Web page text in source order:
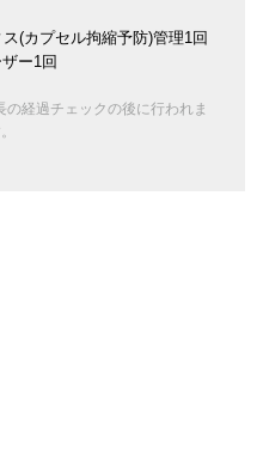
(カプセル拘縮予防)管理1回
ー1回
経過チェックの後に行われま